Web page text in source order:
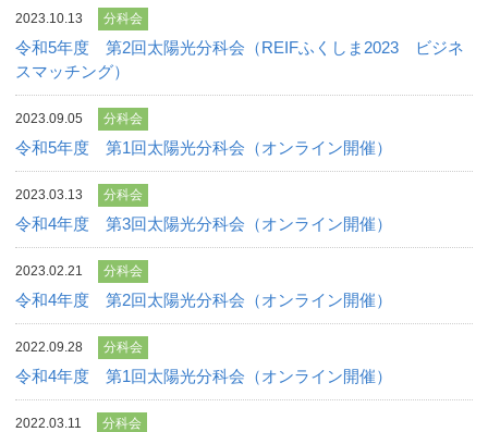
2023.10.13 分科会
令和5年度 第2回太陽光分科会（REIFふくしま2023 ビジネ
スマッチング）
2023.09.05 分科会
令和5年度 第1回太陽光分科会（オンライン開催）
2023.03.13 分科会
令和4年度 第3回太陽光分科会（オンライン開催）
2023.02.21 分科会
令和4年度 第2回太陽光分科会（オンライン開催）
2022.09.28 分科会
令和4年度 第1回太陽光分科会（オンライン開催）
2022.03.11 分科会